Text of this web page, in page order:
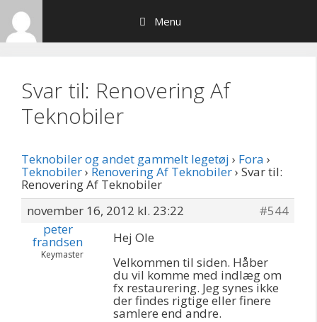
Hop
indhold
Menu
Svar til: Renovering Af
Teknobiler
Teknobiler og andet gammelt legetøj › Fora ›
Teknobiler› Renovering Af Teknobiler› Svar til:
Renovering Af Teknobiler
november 16, 2012 kl. 23:22
#544
peter
frandsen
Keymaster
Hej Ole
Velkommen til siden. Håber
du vil komme med indlæg om
fx restaurering. Jeg synes ikke
der findes rigtige eller finere
samlere end andre.